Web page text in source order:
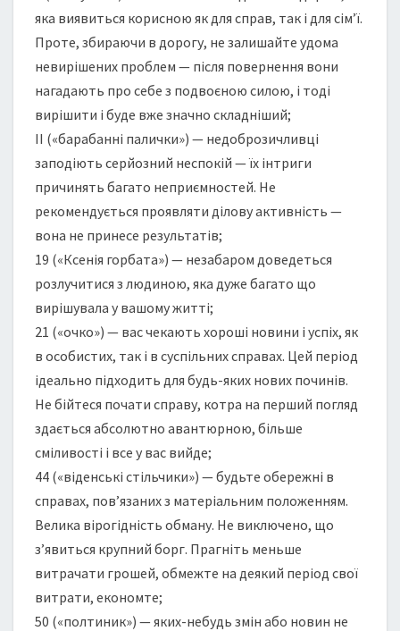
яка виявиться корисною як для справ, так і для сім’ї.
Проте, збираючи в дорогу, не залишайте удома
невирішених проблем — після повернення вони
нагадають про себе з подвоєною силою, і тоді
вирішити і буде вже значно складніший;
II («барабанні палички») — недоброзичливці
заподіють серйозний неспокій — їх інтриги
причинять багато неприємностей. Не
рекомендується проявляти ділову активність —
вона не принесе результатів;
19 («Ксенія горбата») — незабаром доведеться
розлучитися з людиною, яка дуже багато що
вирішувала у вашому житті;
21 («очко») — вас чекають хороші новини і успіх, як
в особистих, так і в суспільних справах. Цей період
ідеально підходить для будь-яких нових починів.
Не бійтеся почати справу, котра на перший погляд
здається абсолютно авантюрною, більше
сміливості і все у вас вийде;
44 («віденські стільчики») — будьте обережні в
справах, пов’язаних з матеріальним положенням.
Велика вірогідність обману. Не виключено, що
з’явиться крупний борг. Прагніть меньше
витрачати грошей, обмежте на деякий період свої
витрати, економте;
50 («полтиник») — яких-небудь змін або новин не